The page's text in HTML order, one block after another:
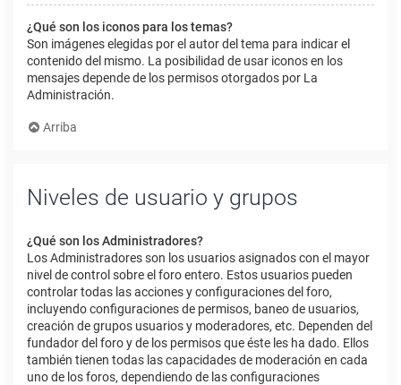
¿Qué son los iconos para los temas?
Son imágenes elegidas por el autor del tema para indicar el
contenido del mismo. La posibilidad de usar iconos en los
mensajes depende de los permisos otorgados por La
Administración.
Arriba
Niveles de usuario y grupos
¿Qué son los Administradores?
Los Administradores son los usuarios asignados con el mayor
nivel de control sobre el foro entero. Estos usuarios pueden
controlar todas las acciones y configuraciones del foro,
incluyendo configuraciones de permisos, baneo de usuarios,
creación de grupos usuarios y moderadores, etc. Dependen del
fundador del foro y de los permisos que éste les ha dado. Ellos
también tienen todas las capacidades de moderación en cada
uno de los foros, dependiendo de las configuraciones